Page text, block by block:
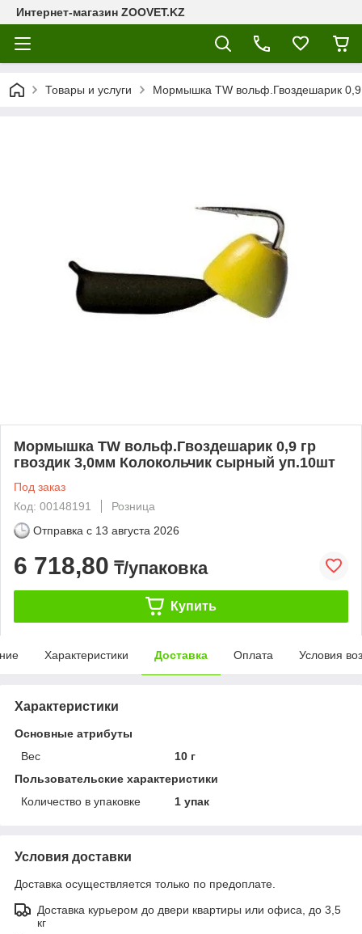
Интернет-магазин ZOOVET.KZ
Товары и услуги Мормышка TW вольф.Гвоздешарик 0,9
Мормышка TW вольф.Гвоздешарик 0,9 гр
гвоздик 3,0мм Колокольчик сырный уп.10шт
Под заказ
Код: 00148191
Розница
Отправка с 13 августа 2026
6 718,80 ₸/упаковка
Купить
Характеристики Доставка Оплата Условия
Характеристики
Основные атрибуты
Вес
10 г
Пользовательские характеристики
Количество в упаковке
1 упак
Условия доставки
Доставка осуществляется только по предоплате.
Доставка курьером до двери квартиры или офиса, до 3,5
кг